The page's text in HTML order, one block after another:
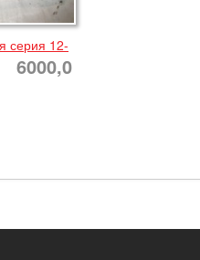
серия 12-
6000,0